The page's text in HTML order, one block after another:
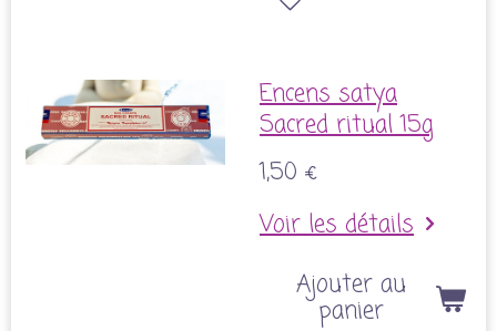
Encens satya
Sacred ritual 15g
1,50 €
Voir les détails
Ajouter au
panier